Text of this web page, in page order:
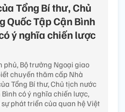
Tổng Bí thư, Chủ
Quốc Tập Cận Bình
ý nghĩa chiến lược
phủ, Bộ trưởng Ngoại giao
chuyến thăm cấp Nhà
Tổng Bí thư, Chủ tịch nước
có ý nghĩa chiến lược,
phát triển của quan hệ Việt